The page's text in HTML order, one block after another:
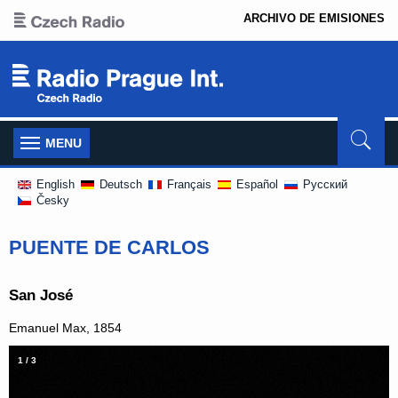
ARCHIVO DE EMISIONES
MENU
Toggle
English Deutsch Français Español
Pусский
Česky
PUENTE DE CARLOS
San José
Emanuel Max, 1854
1 / 3